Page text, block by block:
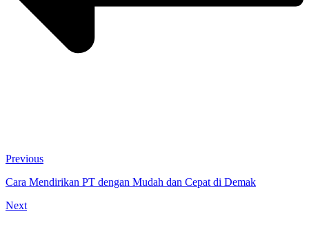
Previous
Cara Mendirikan PT dengan Mudah dan Cepat di Demak
Next